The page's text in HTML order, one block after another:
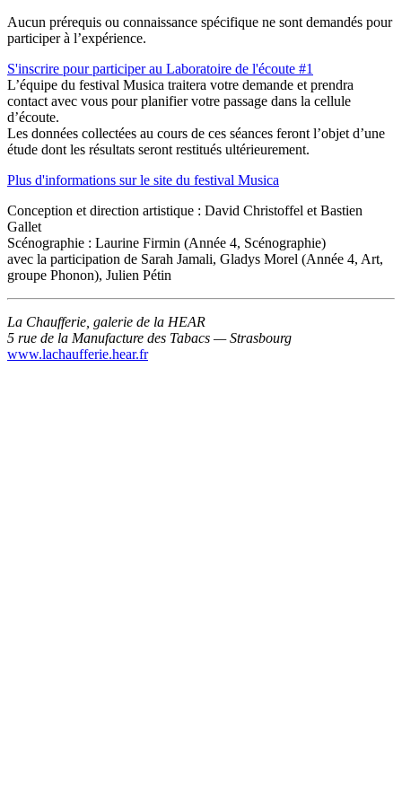
Aucun prérequis ou connaissance spécifique ne sont demandés pour
participer à l’expérience.
S'inscrire pour participer au Laboratoire de l'écoute #1
L’équipe du festival Musica traitera votre demande et prendra
contact avec vous pour planifier votre passage dans la cellule
d’écoute.
Les données collectées au cours de ces séances feront l’objet d’une
étude dont les résultats seront restitués ultérieurement.
Plus d'informations sur le site du festival Musica
Conception et direction artistique : David Christoffel et Bastien
Gallet
Scénographie : Laurine Firmin (Année 4, Scénographie)
avec la participation de Sarah Jamali, Gladys Morel (Année 4, Art,
groupe Phonon), Julien Pétin
La Chaufferie, galerie de la HEAR
5 rue de la Manufacture des Tabacs — Strasbourg
www.lachaufferie.hear.fr